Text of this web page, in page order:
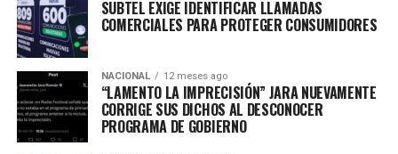
SUBTEL EXIGE IDENTIFICAR LLAMADAS
COMERCIALES PARA PROTEGER CONSUMIDORES
NACIONAL 12 meses ago
“LAMENTO LA IMPRECISIÓN” JARA NUEVAMENTE
CORRIGE SUS DICHOS AL DESCONOCER
PROGRAMA DE GOBIERNO